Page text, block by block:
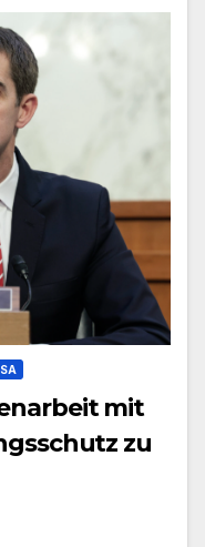
mit
zu